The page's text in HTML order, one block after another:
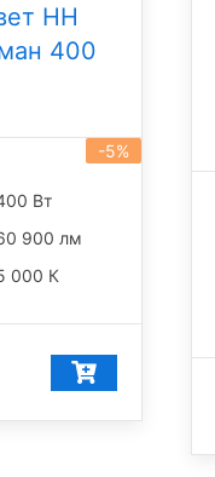
НН
400
-5%
Вт
900 лм
000 К